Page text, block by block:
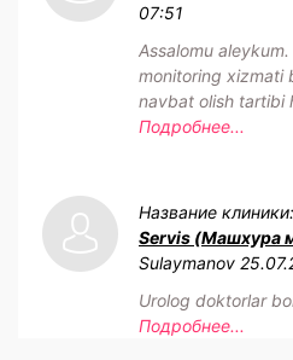
07:51
Assalomu aleykum.
monitoring xizmati
navbat olish tartibi
Подробнее...
Название клиники:
Servis (Машхура
Sulaymanov
Urolog doktorlar
Подробнее...